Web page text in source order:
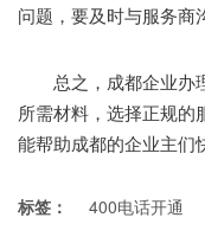
问题，要及时与服务商
总之，成都企业办
所需材料，选择正规的
能帮助成都的企业主们
标签： 400电话开通